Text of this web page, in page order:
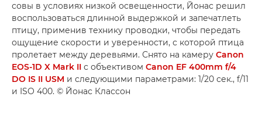
совы в условиях низкой освещенности, Йонас решил
воспользоваться длинной выдержкой и запечатлеть
птицу, применив технику проводки, чтобы передать
ощущение скорости и уверенности, с которой птица
пролетает между деревьями. Снято на камеру Canon
EOS-1D X Mark II с объективом Canon EF 400mm f/4
DO IS II USM и следующими параметрами: 1/20 сек., f/11
и ISO 400. © Йонас Классон